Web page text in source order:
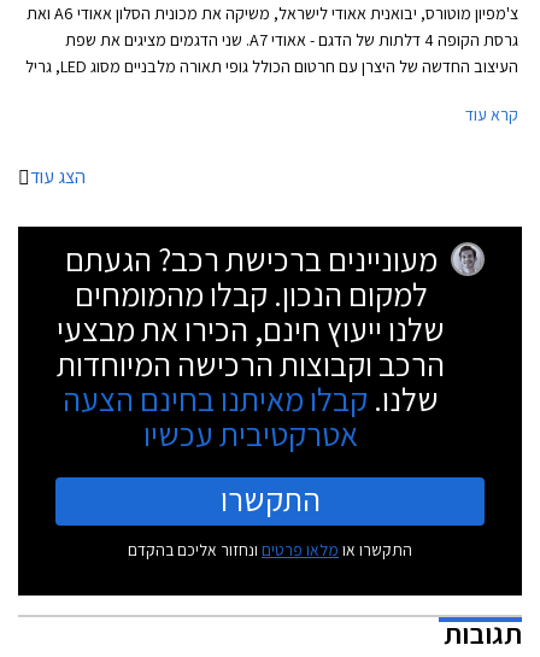
צ'מפיון מוטורס, יבואנית אאודי לישראל, משיקה את מכונית הסלון אאודי A6 ואת
גרסת הקופה 4 דלתות של הדגם - אאודי A7. שני הדגמים מציגים את שפת
העיצוב החדשה של היצרן עם חרטום הכולל גופי תאורה מלבניים מסוג LED, גריל
קרא עוד
הצג עוד
מעוניינים ברכישת רכב? הגעתם
למקום הנכון. קבלו מהמומחים
שלנו ייעוץ חינם, הכירו את מבצעי
הרכב וקבוצות הרכישה המיוחדות
שלנו. קבלו מאיתנו בחינם הצעה
אטרקטיבית עכשיו
התקשרו
התקשרו או מלאו פרטים ונחזור אליכם בהקדם
תגובות